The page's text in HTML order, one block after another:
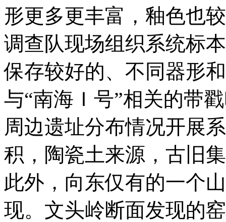
形更多更丰富，釉色也
调查队现场组织系统标
保存较好的、不同器形
与“南海Ｉ号”相关的带
周边遗址分布情况开展
积，陶瓷土来源，古旧
此外，向东仅有的一个
现。文头岭断面发现的